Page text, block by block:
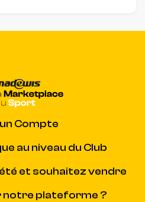
Compte
au niveau du Club
et souhaitez vendre
notre plateforme ?